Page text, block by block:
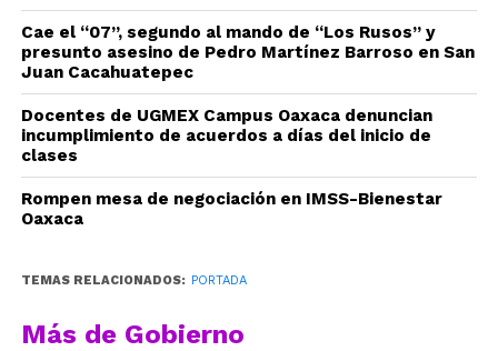
Cae el “07”, segundo al mando de “Los Rusos” y
presunto asesino de Pedro Martínez Barroso en San
Juan Cacahuatepec
Docentes de UGMEX Campus Oaxaca denuncian
incumplimiento de acuerdos a días del inicio de
clases
Rompen mesa de negociación en IMSS-Bienestar
Oaxaca
TEMAS RELACIONADOS: PORTADA
Más de Gobierno